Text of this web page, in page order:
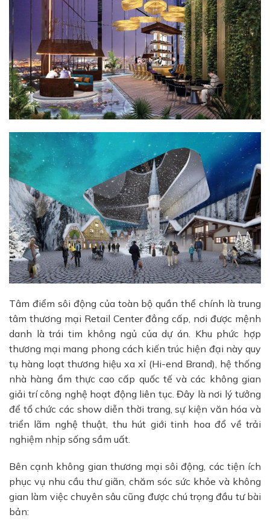
Tâm điểm sôi động của toàn bộ quần thể chính là trung
tâm thương mại Retail Center đẳng cấp, nơi được mệnh
danh là trái tim không ngủ của dự án. Khu phức hợp
thương mại mang phong cách kiến trúc hiện đại này quy
tụ hàng loạt thương hiệu xa xỉ (Hi-end Brand), hệ thống
nhà hàng ẩm thực cao cấp quốc tế và các không gian
giải trí công nghệ hoạt động liên tục. Đây là nơi lý tưởng
để tổ chức các show diễn thời trang, sự kiện văn hóa và
triển lãm nghệ thuật, thu hút giới tinh hoa đổ về trải
nghiệm nhịp sống sầm uất.
Bên cạnh không gian thương mại sôi động, các tiện ích
phục vụ nhu cầu thư giãn, chăm sóc sức khỏe và không
gian làm việc chuyên sâu cũng được chú trọng đầu tư bài
bản: